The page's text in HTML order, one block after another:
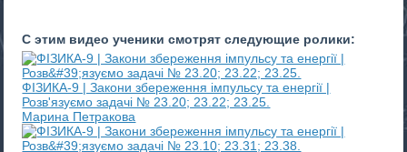
С этим видео ученики смотрят следующие ролики:
ФІЗИКА-9 | Закони збереження імпульсу та енергії |
Розв'язуємо задачі № 23.20; 23.22; 23.25.
Марина Петракова